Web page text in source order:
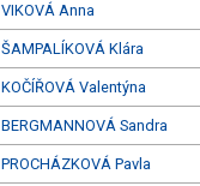
VIKOVÁ Anna
ŠAMPALÍKOVÁ Klára
KOČÍŘOVÁ Valentýna
BERGMANNOVÁ Sandra
PROCHÁZKOVÁ Pavla